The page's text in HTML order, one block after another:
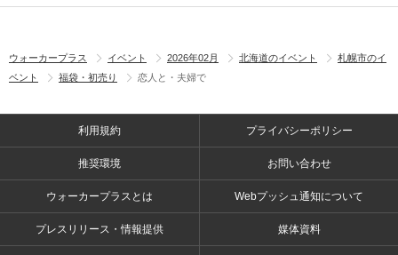
ウォーカープラス イベント 2026年02月 北海道のイベント
札幌市のイ
ベント
福袋・初売り 恋人と・夫婦で
利用規約 プライバシーポリシー
推奨環境 お問い合わせ
ウォーカープラスとは Webプッシュ通知について
プレスリリース・情報提供 媒体資料